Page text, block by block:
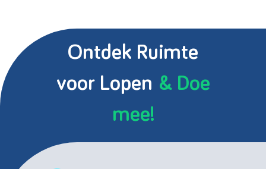
Ontdek Ruimte
voor Lopen & Doe
mee!